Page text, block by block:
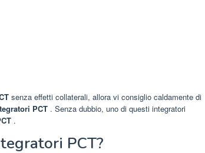
senza effetti collaterali, allora vi consiglio caldamente di
PCT . Senza dubbio, uno di questi integratori
.
PCT?